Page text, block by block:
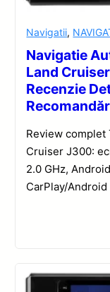
Navigatii,
Navigatie
Land
Recenzie
Review complet
Cruiser J300:
2.0 GHz,
CarPlay/